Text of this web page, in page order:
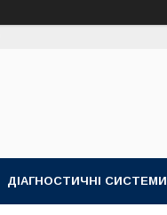
ДІАГНОСТИЧНІ СИСТЕМИ